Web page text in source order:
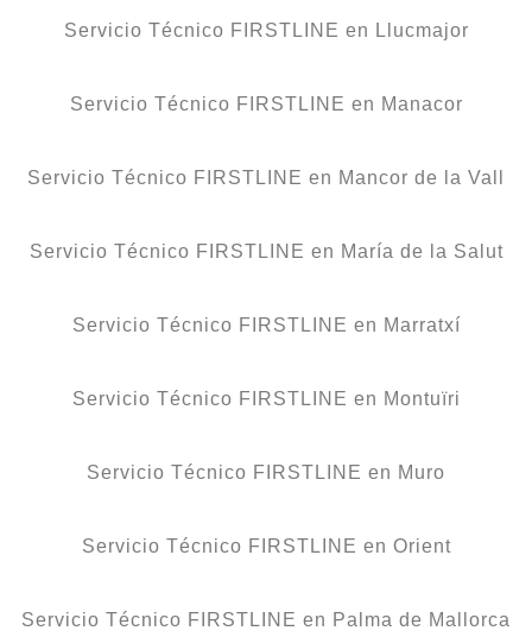
Servicio Técnico FIRSTLINE en Llucmajor
Servicio Técnico FIRSTLINE en Manacor
Servicio Técnico FIRSTLINE en Mancor de la Vall
Servicio Técnico FIRSTLINE en María de la Salut
Servicio Técnico FIRSTLINE en Marratxí
Servicio Técnico FIRSTLINE en Montuïri
Servicio Técnico FIRSTLINE en Muro
Servicio Técnico FIRSTLINE en Orient
Servicio Técnico FIRSTLINE en Palma de Mallorca